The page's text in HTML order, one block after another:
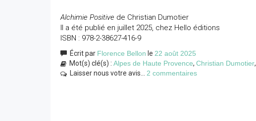
Alchimie Positive de Christian Dumotier
Il a été publié en juillet 2025, chez Hello éditions
ISBN : 978-2-38627-416-9
Écrit par Florence Bellon le 22 août 2025
Mot(s) clé(s) : Alpes de Haute Provence, Christian Dumotier,
Laisser nous votre avis... 2 commentaires